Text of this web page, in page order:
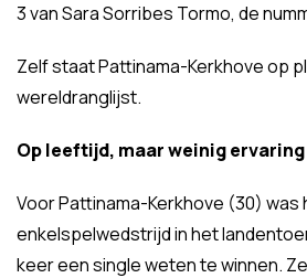
3 van Sara Sorribes Tormo, de
Zelf staat Pattinama-Kerkhove op
wereldranglijst.
Op leeftijd, maar weinig ervaring
Voor Pattinama-Kerkhove (30) was
enkelspelwedstrijd in het
keer een single weten te winnen.